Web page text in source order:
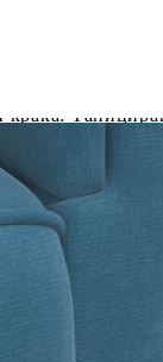
за вашето
във вашия
влакна за
е много
Дунапрен
възглавница:
см (Ш x Д x В)